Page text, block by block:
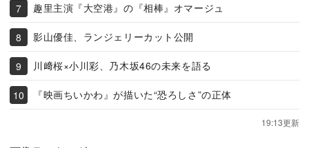
趣里主演『大空港』の『相棒』オマージュ
影山優佳、ランジェリーカット公開
川﨑桜×小川彩、乃木坂46の未来を語る
『映画ちいかわ』が描いた“恐ろしさ”の正体
19:13更新